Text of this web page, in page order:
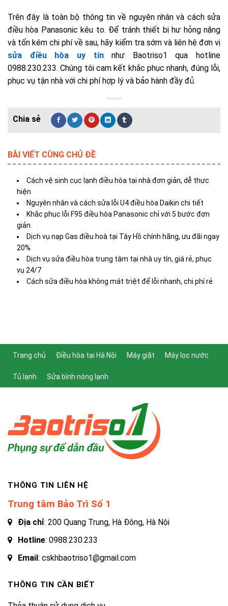
Trên đây là toàn bộ thông tin về nguyên nhân và cách sửa
điều hòa Panasonic kêu to. Để tránh thiết bị hư hỏng nặng
và tốn kém chi phí về sau, hãy kiểm tra sớm và liên hệ đơn vị
sửa điều hòa uy tínnhư Baotriso1 qua hotline
0988.230.233. Chúng tôi cam kết khắc phục nhanh, đúng lỗi,
phục vụ tận nhà với chi phí hợp lý và bảo hành đầy đủ.
BÀI VIẾT CÙNG CHỦ ĐỀ
Cách vệ sinh cục lạnh điều hòa tại nhà đơn giản, dễ thực
hiện
Nguyên nhân và cách sửa lỗi U4 điều hòa Daikin chi tiết
Khắc phục lỗi F95 điều hòa Panasonic chỉ với 5 bước đơn
giản
Dịch vụ nạp Gas điều hoà tại Tây Hồ chính hãng, ưu đãi ngay
20%
Dịch vụ sửa điều hòa trung tâm tại nhà uy tín, giá rẻ, phục
vụ 24/7
Cách sửa điều hòa không mát triệt để lỗi nhanh, chi phí rẻ
Trang chủ Điều hòa tại Hà Nội Máy giặt Máy lọc nước
Tủ lạnh Sửa bình nóng lạnh
THÔNG TIN LIÊN HỆ
Trung tâm Bảo Trì Số 1
Địa chỉ: 200 Quang Trung, Hà Đông, Hà Nội
Hotline: 0988.230.233
Email: cskhbaotriso1@gmail.com
THÔNG TIN CẦN BIẾT